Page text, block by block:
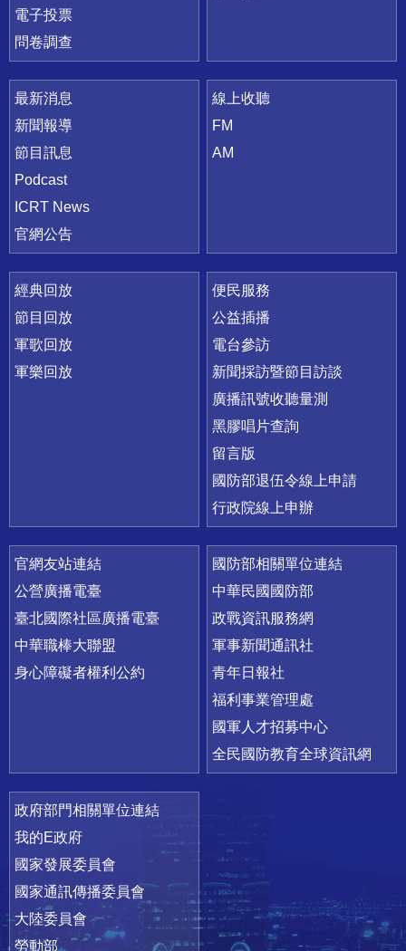
電子投票
問卷調查
最新消息
新聞報導
節目訊息
Podcast
ICRT News
官網公告
線上收聽
FM
AM
經典回放
節目回放
軍歌回放
軍樂回放
便民服務
公益插播
電台參訪
新聞採訪暨節目訪談
廣播訊號收聽量測
黑膠唱片查詢
留言版
國防部退伍令線上申請
行政院線上申辦
官網友站連結
公營廣播電臺
臺北國際社區廣播電臺
中華職棒大聯盟
身心障礙者權利公約
國防部相關單位連結
中華民國國防部
政戰資訊服務網
軍事新聞通訊社
青年日報社
福利事業管理處
國軍人才招募中心
全民國防教育全球資訊網
政府部門相關單位連結
我的E政府
國家發展委員會
國家通訊傳播委員會
大陸委員會
勞動部